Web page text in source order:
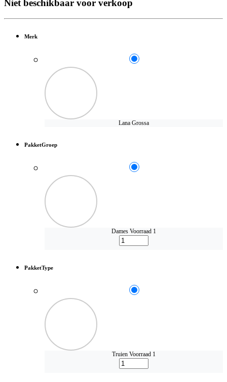
Niet beschikbaar voor verkoop
Merk
Lana Grossa
PakketGroep
Dames Voorraad 1
PakketType
Truien Voorraad 1